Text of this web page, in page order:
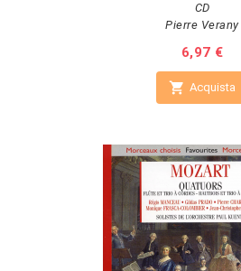
CD
Pierre Verany
Prezzo
6,97 €
 Acquista